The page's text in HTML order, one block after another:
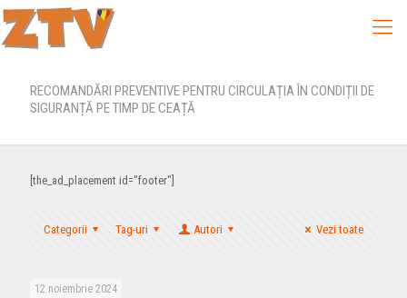
RECOMANDĂRI PREVENTIVE PENTRU CIRCULAȚIA ÎN CONDIȚII DE
SIGURANȚĂ PE TIMP DE CEAȚĂ
[the_ad_placement id="footer"]
Categorii Tag-uri Autori Vezi toate
12 noiembrie 2024